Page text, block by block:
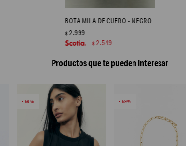
BOTA MILA DE CUERO - NEGRO
$ 2.999
$ 2.549
Productos que te pueden interesar
59 59